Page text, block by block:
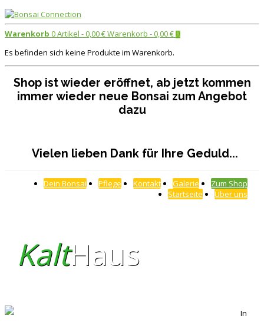
Warenkorb 0 Artikel -0,00€Warenkorb -0,00€ 0
Es befinden sich keine Produkte im Warenkorb.
Shop ist wieder eröffnet, ab jetzt kommen
immer wieder neue Bonsai zum Angebot
dazu
Vielen lieben Dank für Ihre Geduld...
Zum Shop
Galerie
Kontakt
Pflege
Dein Bonsai
Über uns
Startseite
KaltHaus
In